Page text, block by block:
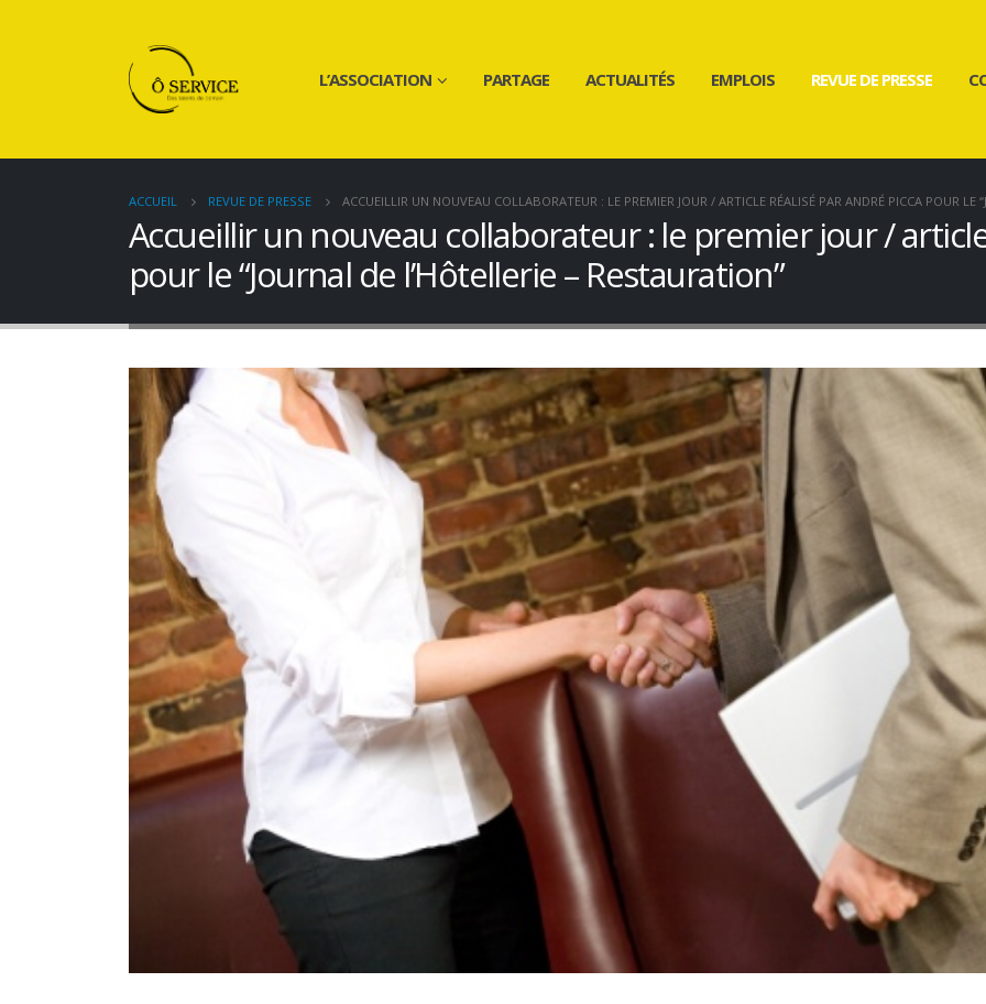
L’ASSOCIATION PARTAGE ACTUALITÉS EMPLOIS REVUE DE PRESSE
ACCUEIL REVUE DE PRESSE ACCUEILLIR UN NOUVEAU COLLABORATEUR : LE PREMIER JOUR / ARTICLE RÉALISÉ PAR ANDRÉ PICCA POUR LE
Accueillir un nouveau collaborateur : le premier jour /
pour le “Journal de l’Hôtellerie – Restauration”